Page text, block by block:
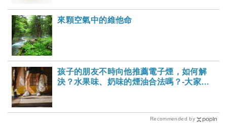
來顆空氣中的維他命
孩子的朋友不時向他推薦電子煙，如何解
決？水果味、奶味的煙油合法嗎？-大家健
Recommended by